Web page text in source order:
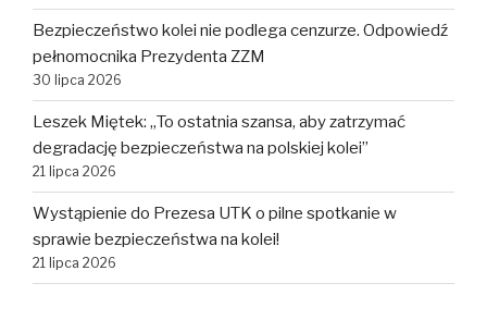
Bezpieczeństwo kolei nie podlega cenzurze. Odpowiedź
pełnomocnika Prezydenta ZZM
30 lipca 2026
Leszek Miętek: „To ostatnia szansa, aby zatrzymać
degradację bezpieczeństwa na polskiej kolei”
21 lipca 2026
Wystąpienie do Prezesa UTK o pilne spotkanie w
sprawie bezpieczeństwa na kolei!
21 lipca 2026